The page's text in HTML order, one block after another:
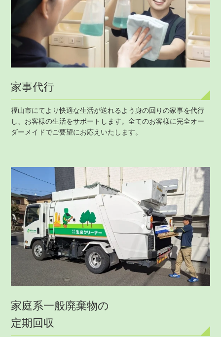
家事代行
福山市にてより快適な生活が送れるよう身の回りの家事を代行
し、お客様の生活をサポートします。全てのお客様に完全オー
ダーメイドでご要望にお応えいたします。
家庭系一般廃棄物の
定期回収